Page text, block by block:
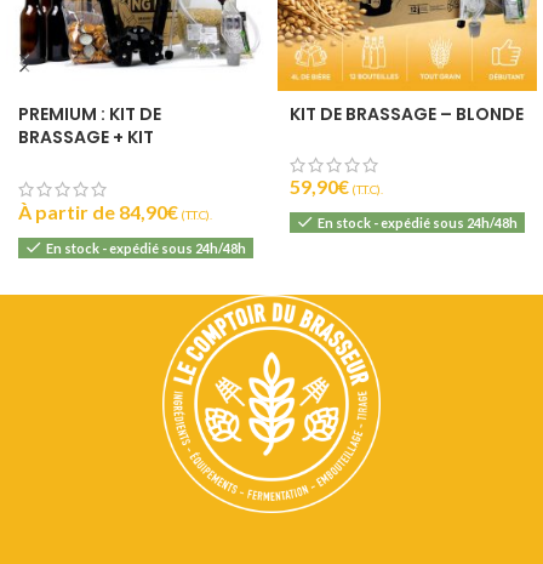
PREMIUM : KIT DE
BRASSAGE + KIT
À partir de 84,90€ (T.T.C).
En stock - expédié sous 24h/48h
KIT DE BRASSAGE – BLONDE
59,90€ (T.T.C).
En stock - expédié sous 24h/48h